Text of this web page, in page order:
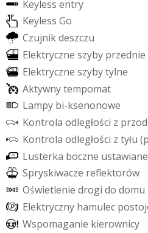
Keyless entry
Keyless Go
Czujnikdeszczu
Elektryczne szyby przednie
Elektryczne szybytylne
Aktywnytempomat
Lampy bi-ksenonowe
Kontrola odległości z przod
Kontrola odległości z tyłu (p
Lusterka boczne ustawiane
Spryskiwacze refektorów
Oświetlenie drogi do domu
Elektryczny hamulec postoj
Wspomaganie kierownicy